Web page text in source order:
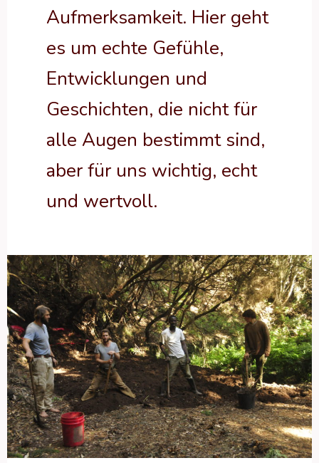
Aufmerksamkeit. Hier geht
es um echte Gefühle,
Entwicklungen und
Geschichten, die nicht für
alle Augen bestimmt sind,
aber für uns wichtig, echt
und wertvoll.
Geschützt:
VON
DER
HÖHLE
ZUR
TERRASSEN-
LANDSCHAFT